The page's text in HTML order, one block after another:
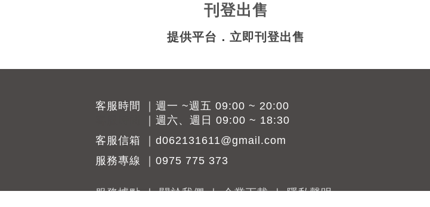
刊登出售
提供平台．立即刊登出售
客服時間 ｜週一 ~週五 09:00 ~ 20:00
｜週六、週日 09:00 ~ 18:30
客服信箱 ｜d062131611@gmail.com
服務專線 ｜0975 775 373
服務據點｜關於我們｜企業下載｜隱私聲明